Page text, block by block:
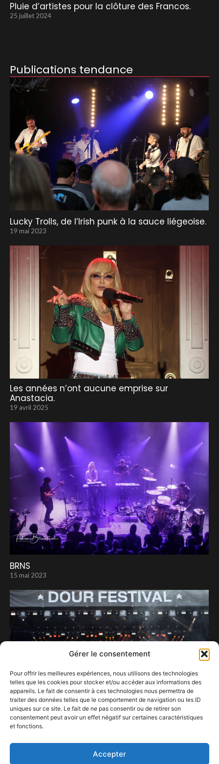
Gérer le consentement
Pour offrir les meilleures expériences, nous utilisons des technologies
telles que les cookies pour stocker et/ou accéder aux informations des
appareils. Le fait de consentir à ces technologies nous permettra de
traiter des données telles que le comportement de navigation ou les ID
uniques sur ce site. Le fait de ne pas consentir ou de retirer son
consentement peut avoir un effet négatif sur certaines caractéristiques
et fonctions.
Accepter
Pluie d’artistes pour la clôture des Francos.
25 juillet 2024
Publications tendance
Lucky Trolls, de l’Irish punk à la sauce liégeoise.
19 mai 2023
Les années n’ont aucune emprise sur
Anastacia.
19 avril 2025
BRNS
15 mai 2023
23 juillet 2026